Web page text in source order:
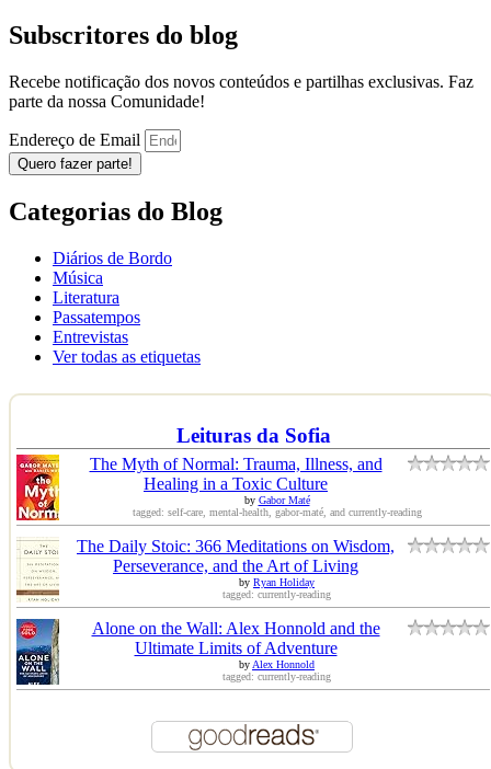
Subscritores do blog
Recebe notificação dos novos conteúdos e partilhas exclusivas. Faz
parte da nossa Comunidade!
Endereço de Email
Quero fazer parte!
Categorias do Blog
Diários de Bordo
Música
Literatura
Passatempos
Entrevistas
Ver todas as etiquetas
Leituras da Sofia
The Myth of Normal: Trauma, Illness, and
Healing in a Toxic Culture
by Gabor Maté
tagged: self-care, mental-health, gabor-maté, and currently-reading
The Daily Stoic: 366 Meditations on Wisdom,
Perseverance, and the Art of Living
by Ryan Holiday
tagged: currently-reading
Alone on the Wall: Alex Honnold and the
Ultimate Limits of Adventure
byAlex Honnold
tagged: currently-reading